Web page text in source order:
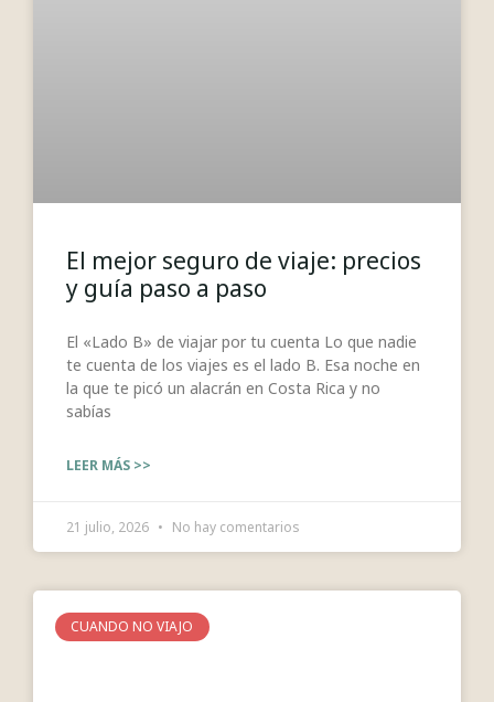
El mejor seguro de viaje: precios
y guía paso a paso
El «Lado B» de viajar por tu cuenta Lo que nadie
te cuenta de los viajes es el lado B. Esa noche en
la que te picó un alacrán en Costa Rica y no
sabías
LEER MÁS >>
21 julio, 2026 No hay comentarios
CUANDO NO VIAJO